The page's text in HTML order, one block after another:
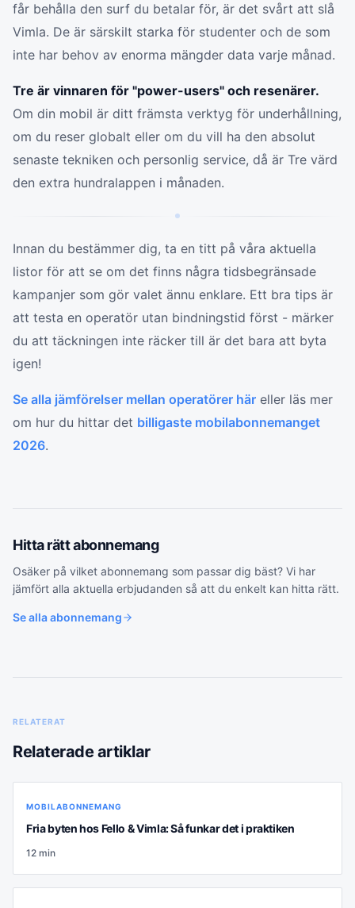
får behålla den surf du betalar för, är det svårt att slå
Vimla. De är särskilt starka för studenter och de som
inte har behov av enorma mängder data varje månad.
Tre är vinnaren för "power-users" och resenärer.
Om din mobil är ditt främsta verktyg för underhållning,
om du reser globalt eller om du vill ha den absolut
senaste tekniken och personlig service, då är Tre värd
den extra hundralappen i månaden.
Innan du bestämmer dig, ta en titt på våra aktuella
listor för att se om det finns några tidsbegränsade
kampanjer som gör valet ännu enklare. Ett bra tips är
att testa en operatör utan bindningstid först - märker
du att täckningen inte räcker till är det bara att byta
igen!
Se alla jämförelser mellan operatörer här eller läs mer
om hur du hittar det billigaste mobilabonnemanget
2026.
Hitta rättabonnemang
Osäker på vilket abonnemang som passar dig bäst? Vi har
jämfört alla aktuella erbjudanden så att du enkelt kan hitta rätt.
Se allaabonnemang
RELATERAT
Relaterade artiklar
MOBILABONNEMANG
Fria byten hos Fello & Vimla: Så funkar det i praktiken
12 min